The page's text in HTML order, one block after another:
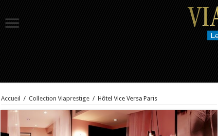
Accueil / Collection Viaprestige / Hôtel Vice Versa Paris